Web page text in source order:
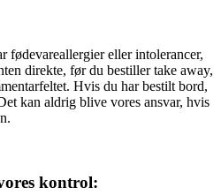
fødevareallergier eller intolerancer,
direkte, før du bestiller take away,
Hvis du har bestilt bord,
kan aldrig blive vores ansvar, hvis
kontrol: